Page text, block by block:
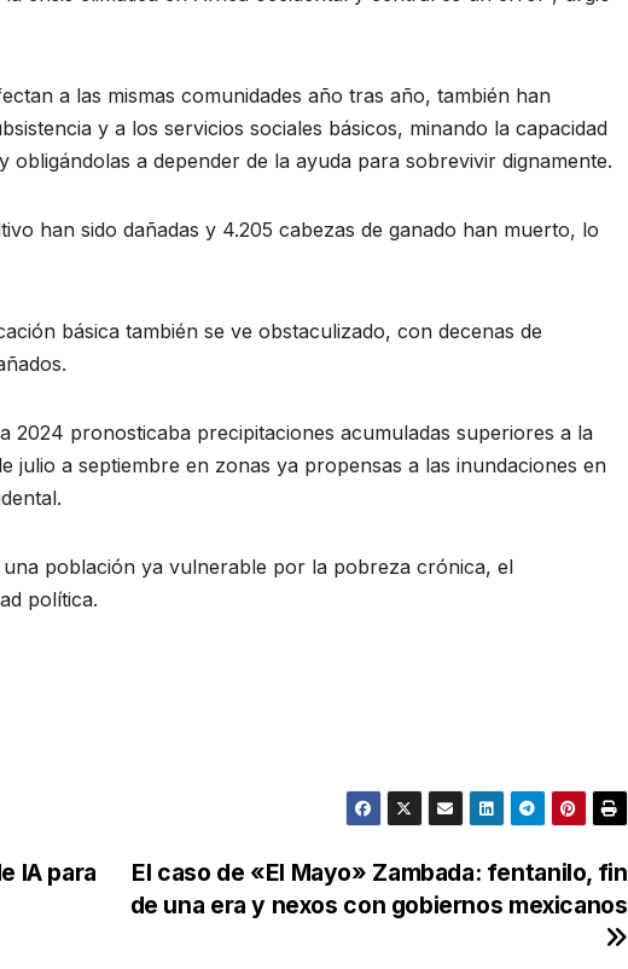
a las mismas comunidades año tras año, también han
y a los servicios sociales básicos, minando la capacidad
obligándolas a depender de la ayuda para sobrevivir dignamente.
han sido dañadas y 4.205 cabezas de ganado han muerto, lo
básica también se ve obstaculizado, con decenas de
2024 pronosticaba precipitaciones acumuladas superiores a la
julio a septiembre en zonas ya propensas a las inundaciones en
población ya vulnerable por la pobreza crónica, el
política.
El caso de «El Mayo» Zambada: fentanilo, fin
de una era y nexos con gobiernos mexicanos
IA para